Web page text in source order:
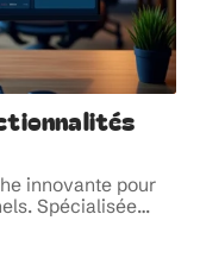
innovante pour
Spécialisée…